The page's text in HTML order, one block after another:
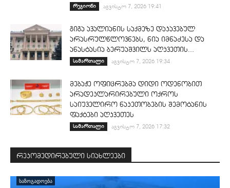
რეგიონი აგვისტო 7, 2026 19:41
გიგა ავალიანის საქმეზე დაკავებულ
არასრულწლოვნებს, ნია იმნაძესა და
ანასტასია ბერუაშვილს აღკვეთის...
სამართალი აგვისტო 7, 2026 19:34
მებაჟე ოფიცრებმა დიდი ოდენობით
არადეკლარირებული ოქროს
საიუველირო ნაკეთობების შემოტანის
ფაქტები აღკვეთეს
სამართალი აგვისტო 7, 2026 17:32
რეკომედირებული სიახლეები
ᲡᲐᲖᲝᲒᲐᲓᲝᲔᲑᲐ